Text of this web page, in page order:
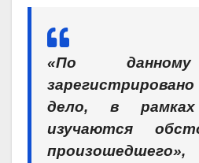
«По
дело, в рамках
изучаются